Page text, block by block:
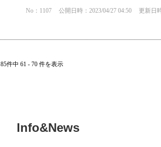
No：1107 公開日時：2023/04/27 04:50 更新日
85件中 61 - 70 件を表示
Info&News